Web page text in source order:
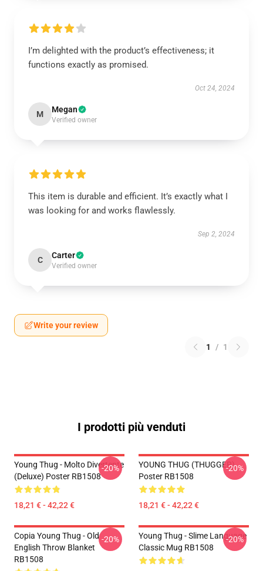
I’m delighted with the product’s effectiveness; it
functions exactly as promised.
Oct 24, 2024
M Megan
Verified owner
This item is durable and efficient. It’s exactly what I
was looking for and works flawlessly.
Sep 2, 2024
C Carter
Verified owner
Write your review
1 / 1
I prodotti più venduti
Young Thug - Molto Divertente
(Deluxe) Poster RB1508
18,21 € - 42,22 €
-20%
YOUNG THUG (THUGGER)
Poster RB1508
18,21 € - 42,22 €
-20%
Copia Young Thug - Old
English Throw Blanket
RB1508
-20%
Young Thug - Slime Language
Classic Mug RB1508
-20%